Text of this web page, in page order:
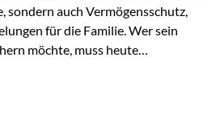
sondern auch Vermögensschutz,
für die Familie. Wer sein
möchte, muss heute
herausgegeben und verfasst